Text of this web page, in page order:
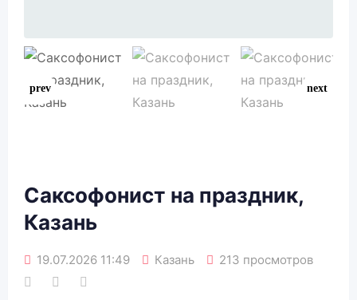
Саксофонист на праздник,
Казань
19.07.2026 11:49 Казань 213 просмотров